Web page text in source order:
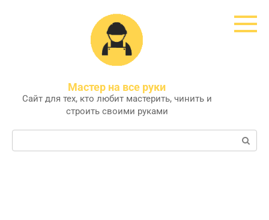
Мастер на все руки
Сайт для тех, кто любит мастерить, чинить и
строить своими руками
Поиск: